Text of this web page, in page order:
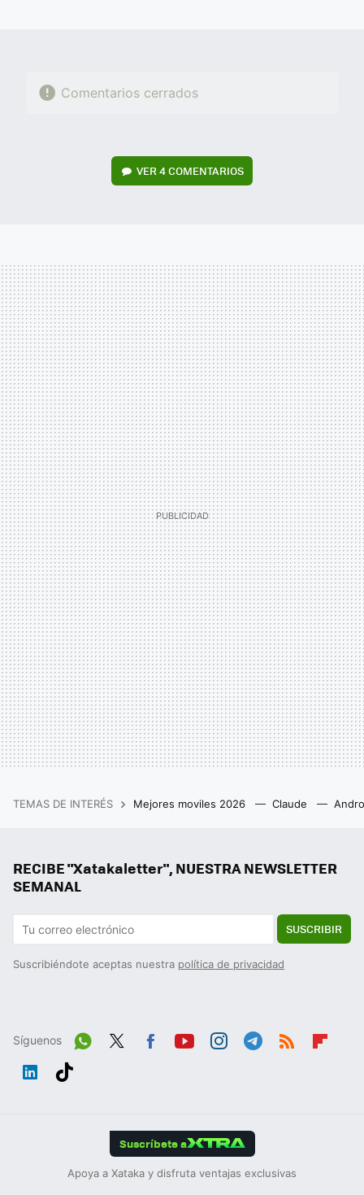
Comentarios cerrados
VER4 COMENTARIOS
TEMAS DE INTERÉS Mejores moviles 2026 Claude
RECIBE "Xatakaletter", NUESTRA NEWSLETTER
SEMANAL
SUSCRIBIR
Suscribiéndote aceptas nuestra política de privacidad
Síguenos
Wh
Suscríbete a
Apoya a Xataka y disfruta ventajas exclusivas